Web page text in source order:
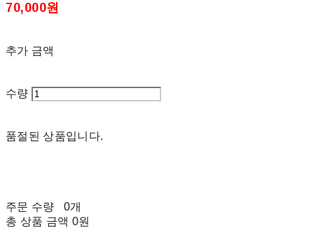
70,000원
추가 금액
수량
품절된 상품입니다.
주문 수량
0개
총 상품 금액 0원